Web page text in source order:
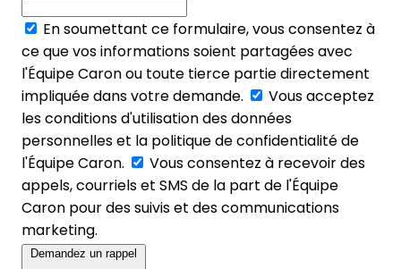
En soumettant ce formulaire, vous consentez à
ce que vos informations soient partagées avec
l'Équipe Caron ou toute tierce partie directement
impliquée dans votre demande.
Vous acceptez
les conditions d'utilisation des données
personnelles et la politique de confidentialité de
l'Équipe Caron.
Vous consentez à recevoir des
appels, courriels et SMS de la part de l'Équipe
Caron pour des suivis et des communications
marketing.
Demandez un rappel